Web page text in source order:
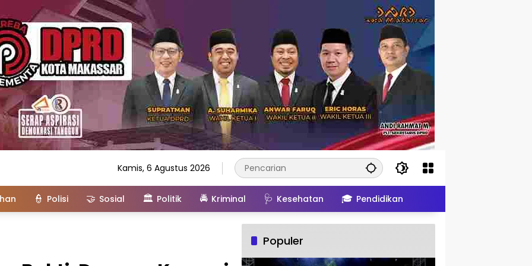
Kamis, 6 Agustus 2026
👮 Polisi 🤝 Sosial 🏛️ Politik 🚔 Kriminal 🩺 Kesehatan 🎓 Pendidikan
Populer